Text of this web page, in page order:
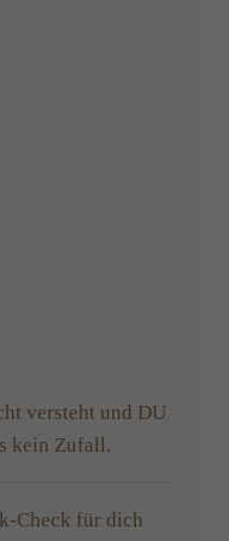
versteht und DU
kein Zufall.
Check für dich